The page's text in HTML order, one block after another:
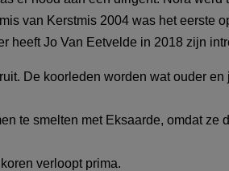
van Kerstmis 2004 was het eerste
heeft Jo Van Eetvelde in 2018 zijn
De koorleden worden wat ouder
te smelten met Eksaarde, omdat
verloopt prima.